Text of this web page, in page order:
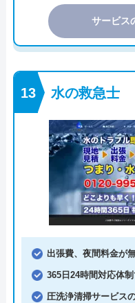
サービス
水の救急士
出張費、夜間料金が
365日24時間対応体
圧洗浄清掃サービス